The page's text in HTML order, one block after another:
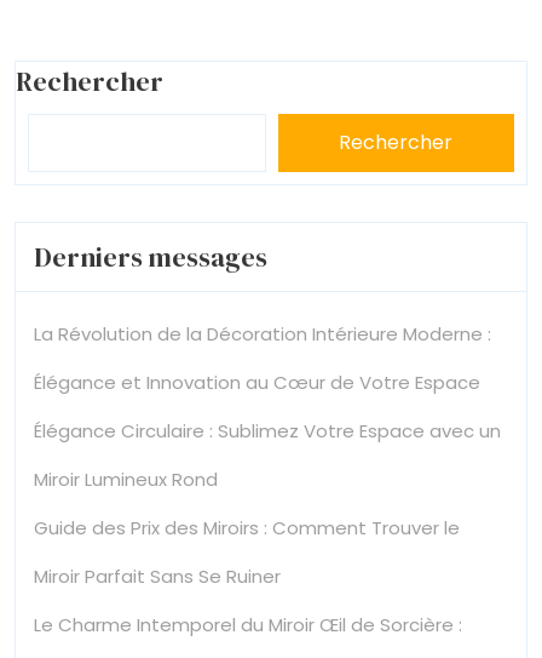
Rechercher
Rechercher
Derniers messages
La Révolution de la Décoration Intérieure Moderne :
Élégance et Innovation au Cœur de Votre Espace
Élégance Circulaire : Sublimez Votre Espace avec un
Miroir Lumineux Rond
Guide des Prix des Miroirs : Comment Trouver le
Miroir Parfait Sans Se Ruiner
Le Charme Intemporel du Miroir Œil de Sorcière :